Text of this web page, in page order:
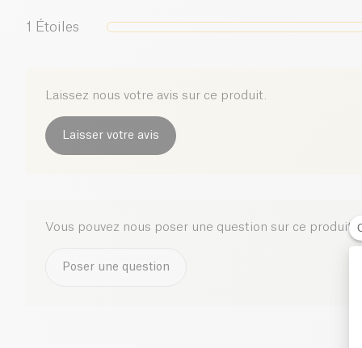
1 Étoiles
Laissez nous votre avis sur ce produit.
Laisser votre avis
Vous pouvez nous poser une question sur ce produit
Poser une question